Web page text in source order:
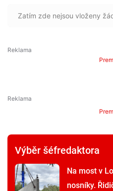
Zatím zde nejsou vloženy
Výběr šéfredaktora
Na most v
nosníky.